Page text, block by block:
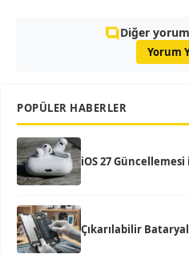
Diğer
Yorum
POPÜLER HABERLER
iOS 27
Çıkarılabilir